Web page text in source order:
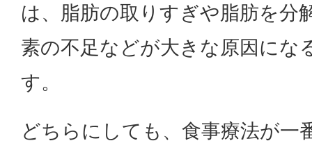
は、脂肪の取りすぎや脂肪を分
素の不足などが大きな原因にな
す。
どちらにしても、食事療法が一